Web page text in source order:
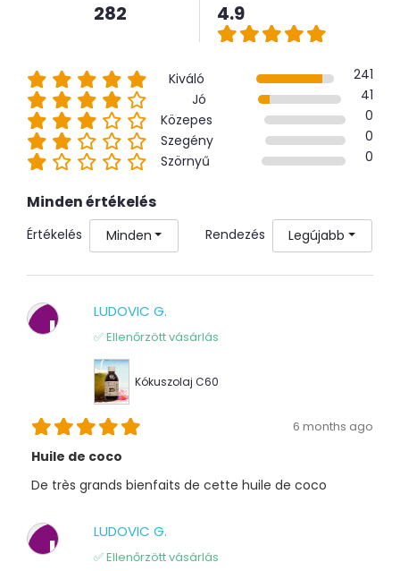
282 4.9
Kiváló
241
Jó
41
Közepes
0
Szegény
0
Szörnyű
0
Minden értékelés
Értékelés Minden Rendezés Legújabb
L
LUDOVIC G.
✅ Ellenőrzött vásárlás
Kókuszolaj C60
6 months ago
Huile de coco
De très grands bienfaits de cette huile de coco
L
LUDOVIC G.
✅ Ellenőrzött vásárlás